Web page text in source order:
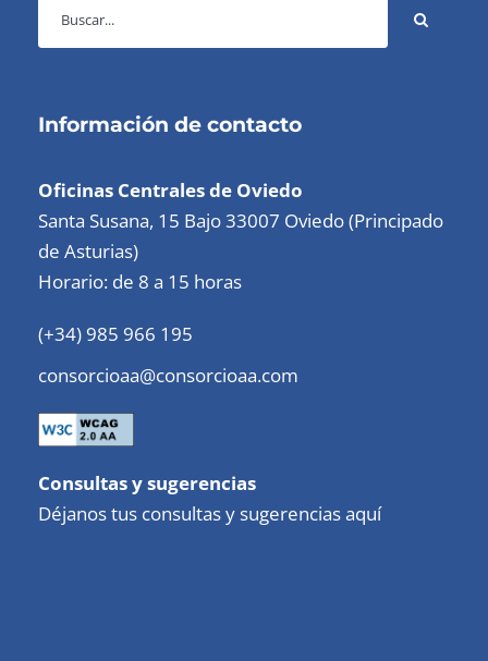
Información de contacto
Oficinas Centrales de Oviedo
Santa Susana, 15 Bajo 33007 Oviedo (Principado
de Asturias)
Horario: de 8 a 15 horas
(+34) 985 966 195
consorcioaa@consorcioaa.com
Consultas y sugerencias
Déjanos tus consultas y sugerencias aquí